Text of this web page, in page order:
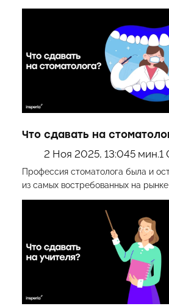
Что сдавать на
2 Ноя 2025, 13:045 мин.1
Профессия стоматолога была и
из самых востребованных на